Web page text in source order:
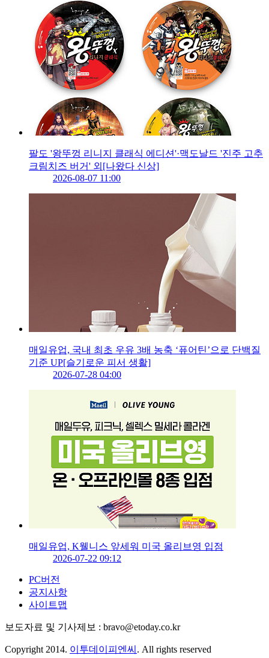
팔도 '왕뚜껑 리니지 클래식 에디션'·맥도날드 '진주 고추
크림치즈 버거' 외[나왔다 신상]
2026-08-07 11:00
매일유업, 국내 최초 우유 3배 농축 ‘퓨어틴’으로 단백질
기준 UP[슬기로운 피서 생활]
2026-07-28 04:00
매일유업, K웰니스 앞세워 미국 올리브영 입점
2026-07-22 09:12
PC버전
공지사항
사이트맵
보도자료 및 기사제보 : bravo@etoday.co.kr
Copyright 2014. 이투데이피엔씨 . All rights reserved